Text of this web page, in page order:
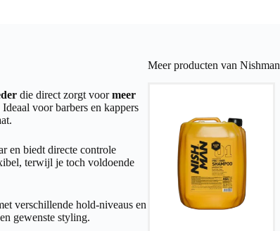
die direct zorgt voormeer
voor barbers en kappers
en biedt directe controle
terwijl je toch voldoende
verschillende hold-niveaus en
gewenste styling.
Meer producten van Nishman